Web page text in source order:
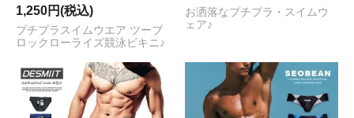
1,250円(税込)
プチプラスイムウエア ツーブ
ロックローライズ競泳ビキニ♪
お洒落なプチプラ・スイムウ
ェア♪